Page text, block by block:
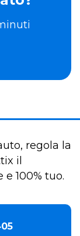
regola la
il
100% tuo.